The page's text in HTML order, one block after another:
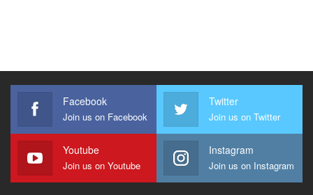
Facebook
Join us on Facebook
Twitter
Join us on Twitter
Youtube
Join us on Youtube
Instagram
Join us on Instagram